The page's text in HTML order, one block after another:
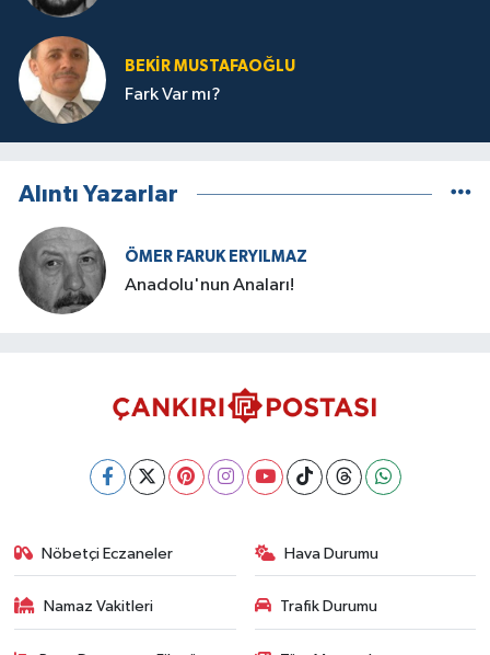
BEKIR MUSTAFAOĞLU
Fark Var mı?
Alıntı Yazarlar
ÖMER FARUK ERYILMAZ
Anadolu'nun Anaları!
Nöbetçi Eczaneler Hava Durumu
Namaz Vakitleri Trafik Durumu